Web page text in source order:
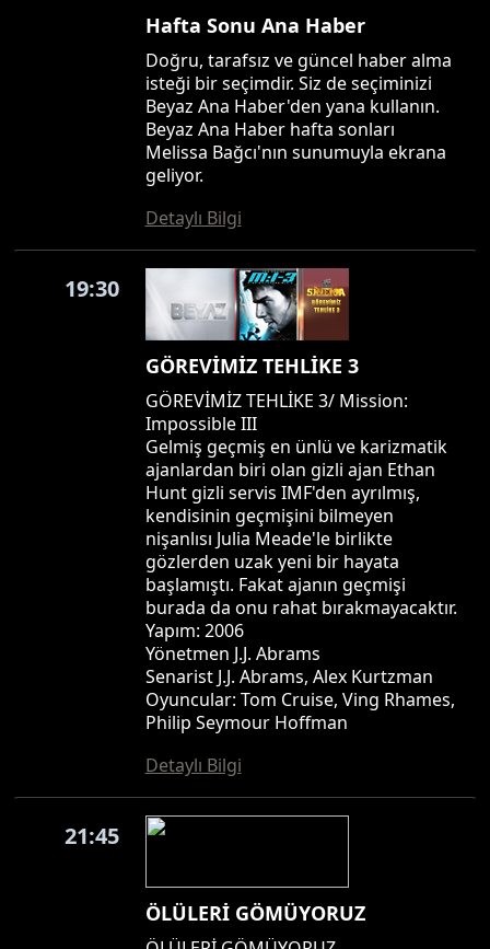
Hafta Sonu Ana Haber
Doğru, tarafsız ve güncel haber alma
isteği bir seçimdir. Siz de seçiminizi
Beyaz Ana Haber'den yana kullanın.
Beyaz Ana Haber hafta sonları
Melissa Bağcı'nın sunumuyla ekrana
geliyor.
Detaylı Bilgi
19:30
GÖREVİMİZ TEHLİKE 3
GÖREVİMİZ TEHLİKE 3/ Mission:
Impossible III
Gelmiş geçmiş en ünlü ve karizmatik
ajanlardan biri olan gizli ajan Ethan
Hunt gizli servis IMF'den ayrılmış,
kendisinin geçmişini bilmeyen
nişanlısı Julia Meade'le birlikte
gözlerden uzak yeni bir hayata
başlamıştı. Fakat ajanın geçmişi
burada da onu rahat bırakmayacaktır.
Yapım: 2006
Yönetmen J.J. Abrams
Senarist J.J. Abrams, Alex Kurtzman
Oyuncular: Tom Cruise, Ving Rhames,
Philip Seymour Hoffman
Detaylı Bilgi
21:45
ÖLÜLERİ GÖMÜYORUZ